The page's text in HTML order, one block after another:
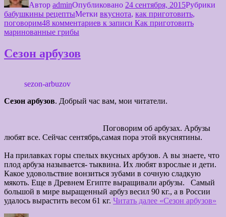
Автор adminОпубликовано 24 сентября, 2015Рубрики
бабушкины рецептыМетки вкуснота, как приготовить,
поговорим48 комментариев к записи Как приготовить
маринованные грибы
Сезон арбузов
sezon-arbuzov
Сезон арбузов. Добрый час вам, мои читатели.
Поговорим об арбузах. Арбузы
любят все. Сейчас сентябрь,самая пора этой вкуснятины.
На прилавках горы спелых вкусных арбузов. А вы знаете, что
плод арбуза называется- тыквина. Их любят взрослые и дети.
Какое удовольствие вонзиться зубами в сочную сладкую
мякоть. Еще в Древнем Египте выращивали арбузы. ‎ ‎Самый
большой в мире выращенный арбуз весил 90 кг., а в России
удалось вырастить весом 61 кг. Читать далее «Сезон арбузов»